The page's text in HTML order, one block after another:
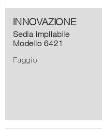
INNOVAZIONE
Sedia impilabile
Modello 6421
Faggio